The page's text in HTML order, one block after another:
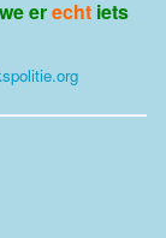
erecht iets